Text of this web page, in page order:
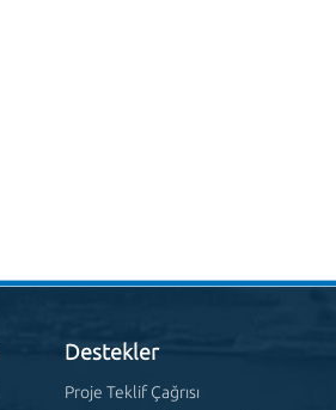
Destekler
Proje Teklif Çağrısı